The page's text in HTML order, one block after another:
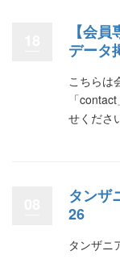
【会
データ
こちらは
「
せくださ
タンザ
26
タンザニ